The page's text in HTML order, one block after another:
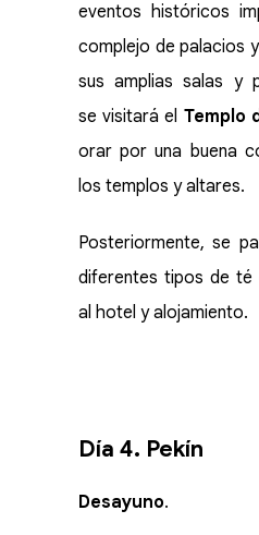
eventos históricos
complejo de palacios
sus amplias salas y
se visitará el Templo
orar por una buena
los templos y altares.
Posteriormente, se
diferentes tipos de té
al hotel y alojamiento.
Día 4. Pekín
Desayuno.